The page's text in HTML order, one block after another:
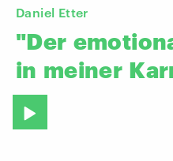
Daniel Etter
"Der
in meiner